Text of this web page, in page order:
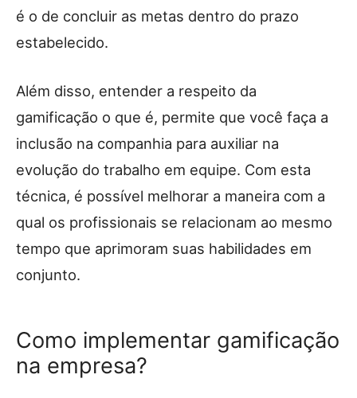
é o de concluir as metas dentro do prazo
estabelecido.
Além disso, entender a respeito da
gamificação o que é, permite que você faça a
inclusão na companhia para auxiliar na
evolução do trabalho em equipe. Com esta
técnica, é possível melhorar a maneira com a
qual os profissionais se relacionam ao mesmo
tempo que aprimoram suas habilidades em
conjunto.
Como implementar gamificação
na empresa?